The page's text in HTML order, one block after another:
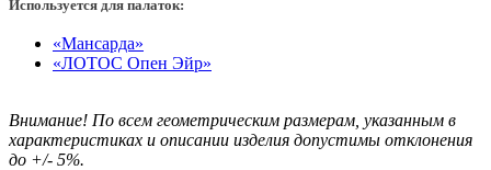
Используется для палаток:
«Мансарда»
«ЛОТОС Опен Эйр»
Внимание! По всем геометрическим размерам, указанным в
характеристиках и описании изделия допустимы отклонения
до +/- 5%.